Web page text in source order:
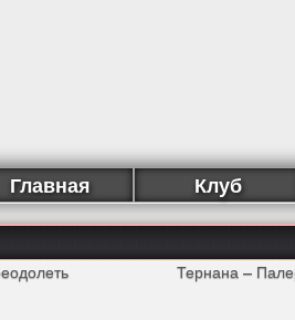
Главная Клуб
Тернана –